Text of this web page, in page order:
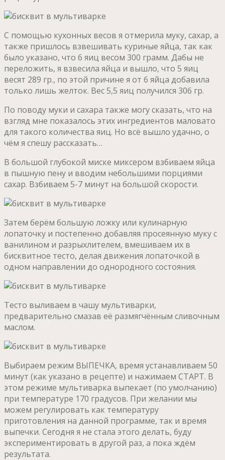
С помощью кухонных весов я отмерила муку, сахар, а
также пришлось взвешивать куриные яйца, так как
было указано, что 6 яиц весом 300 грамм. Дабы не
переложить, я взвесила яйца и вышло, что 5 яиц
весят 289 гр., по этой причине я от 6 яйца добавила
только лишь желток. Вес 5,5 яиц получился 306 гр.
По поводу муки и сахара также могу сказать, что на
взгляд мне показалось этих ингредиентов маловато
для такого количества яиц. Но всё вышло удачно, о
чём я спешу рассказать…
В большой глубокой миске миксером взбиваем яйца
в пышную пену и вводим небольшими порциями
сахар. Взбиваем 5-7 минут на большой скорости.
Затем берём большую ложку или кулинарную
лопаточку и постепенно добавляя просеянную муку с
ванилином и разрыхлителем, вмешиваем их в
бисквитное тесто, делая движения лопаточкой в
одном направлении до однородного состояния.
Тесто выливаем в чашу мультиварки,
предварительно смазав её размягчённым сливочным
маслом.
Выбираем режим ВЫПЕЧКА, время устанавливаем 50
минут (как указано в рецепте) и нажимаем СТАРТ. В
этом режиме мультиварка выпекает (по умолчанию)
при температуре 170 градусов. При желании мы
можем регулировать как температуру
приготовления на данной программе, так и время
выпечки. Сегодня я не стала этого делать, буду
экспериментировать в другой раз, а пока ждём
результата.